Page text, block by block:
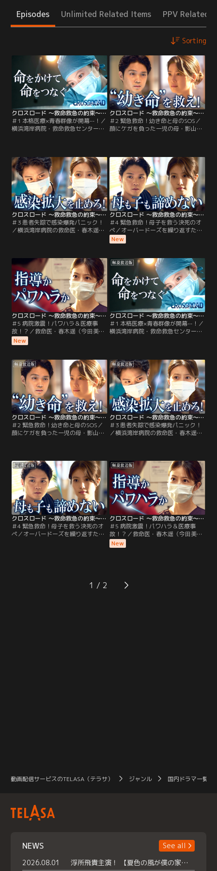
Episodes Unlimited Related Items PPV Related
Sorting
クロスロード ～救命救急の約束～（2026/07/07放送分）第01話
＃1 本格医療×青春群像が開幕--！／
横浜湾岸病院・救命救急センター
遥（今田美桜）！ 事故直後は応急処
置に協力していた加害者・真島裕人
（藤本洸大）がなぜか姿を消すな
ど、騒然となる現場で重症患者の命
を何としても救うため、独断で搬送
を許可したのだ。
クロスロード ～救命救急の約束～（2026/07/14放送分）第02話
＃2 緊急救命！幼き命と母のSOS／
顔にケガを負った一児の母・影山静
香の様子に、どこか違和感を覚える
救命医・春木遥（今田美桜）。 だ
が、先輩救命医・桐生昴（磯村勇
斗）は「患者のプライベートは詮索
すべきではない」と、たしなめ…。
クロスロード ～救命救急の約束～（2026/07/21放送分）第03話
＃3 患者失踪で感染爆発パニック！
／横浜湾岸病院の救命医・春木遥
え始める。一方で、産廃処理場で崩
落事故が発生。瓦礫の下敷きとなっ
たベトナム人作業員が救命救急セン
ターに搬送されてくる。
クロスロード ～救命救急の約束～（2026/07/28放送分）第04話
＃4 緊急救命！母子を救う決死のオ
ペ／オーバードーズを繰り返すたび
救急搬送される高校生・真美（星乃
あんな）と、娘にあきれる母・若葉
に駆けつける救急隊員・渋川輝（寛
一郎）は、彼女が抱える心の闇を晴
らしてあげたいと切に願うのだ
が…。
New
クロスロード ～救命救急の約束～（2026/08/04放送分）第05話
＃5 病院激震！パワハラ＆医療事
故！？／救命医・春木遥（今田美
桜）や桐生昴（磯村勇斗）も慕う横
浜湾岸病院のベテラン麻酔科医・権
パワハラ疑惑が浮上する！告発した
のは、美容整形外科クリニックの院
長・楠野潤（河相我聞）。かつて権
野から浴びせられた怒声の録音デー
タをSNSで公開し、大炎上してしま
ったのだ。。
New
クロスロード ～救命救急の約束～［解説放送］ 第01話
＃1 本格医療×青春群像が開幕--！／
横浜湾岸病院・救命救急センター
遥（今田美桜）！ 事故直後は応急処
置に協力していた加害者・真島裕人
（藤本洸大）がなぜか姿を消すな
ど、騒然となる現場で重症患者の命
を何としても救うため、独断で搬送
を許可したのだ。
クロスロード ～救命救急の約束～［解説放送］ 第02話
＃2 緊急救命！幼き命と母のSOS／
顔にケガを負った一児の母・影山静
香の様子に、どこか違和感を覚える
救命医・春木遥（今田美桜）。 だ
が、先輩救命医・桐生昴（磯村勇
斗）は「患者のプライベートは詮索
すべきではない」と、たしなめ…。
クロスロード ～救命救急の約束～［解説放送］ 第03話
＃3 患者失踪で感染爆発パニック！
／横浜湾岸病院の救命医・春木遥
え始める。 一方で、産廃処理場で崩
落事故が発生。 瓦礫の下敷きとなっ
たベトナム人作業員が救命救急セン
ターに搬送されてくる。
クロスロード ～救命救急の約束～［解説放送］ 第04話
＃4 緊急救命！母子を救う決死のオ
ペ／オーバードーズを繰り返すたび
らしてあげたいと切に願うのだ
クロスロード ～救命救急の約束～［解説放送］ 第05話
＃5 病院激震！パワハラ＆医療事
故！？／救命医・春木遥（今田美
桜）や桐生昴（磯村勇斗）も慕う横
浜湾岸病院のベテラン麻酔科医・権
長・楠野潤（河相我聞）。かつて権
野から浴びせられた怒声の録音デー
New
1
動画配信サービスのTELASA（テラサ） ジャンル 国内ドラマ一覧（
NEWS
See all
2026.08.01
浮所飛貴主演！ 【夏色の風が僕の家にやってきた】 本日よりテラサで独占配信スタート！